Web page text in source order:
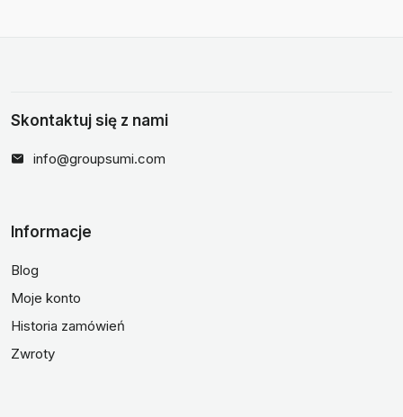
Skontaktuj się z nami
info@groupsumi.com
Informacje
Blog
Moje konto
Historia zamówień
Zwroty